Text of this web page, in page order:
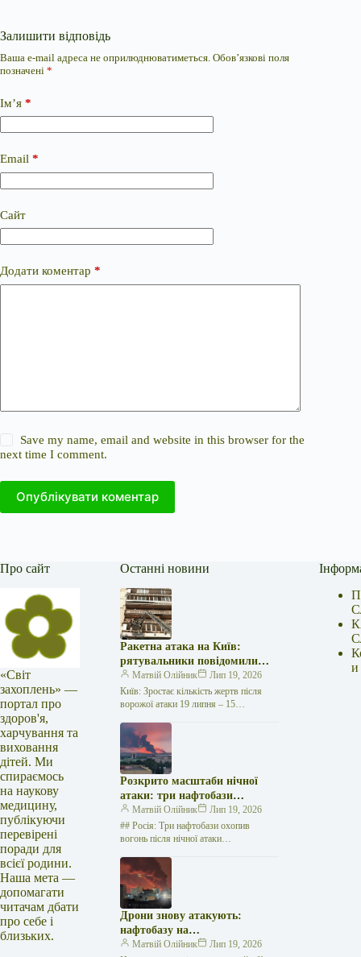
Залишити відповідь
Ваша e-mail адреса не оприлюднюватиметься. Обов’язкові поля
позначені *
Ім’я *
Email *
Сайт
Додати коментар *
Save my name, email and website in this browser for the
next time I comment.
Опублікувати коментар
Про сайт
«Світ
захоплень» —
портал про
здоров'я,
харчування та
виховання
дітей. Ми
спираємось
на наукову
медицину,
публікуючи
перевірені
поради для
всієї родини.
Наша мета —
допомагати
читачам дбати
про себе і
близьких.
Останні новини
Ракетна атака на Київ:
рятувальники повідомили
про 15 поранених
Матвій Олійник
Лип 19, 2026
Київ: Зростає кількість жертв після
ворожої атаки 19 липня – 15
російської агресії, що сталася у
столиці…
Розкрито масштаби нічної
атаки: три нафтобази
палають у Ставрополі –
OSINT-аналіз
Матвій Олійник
Лип 19, 2026
## Росія: Три нафтобази охопив
вогонь після нічної атаки
останню неділю жовтня переходимо на
зимовий час:…
Дрони знову атакують:
нафтобазу на
Ставропольщині вражено
Матвій Олійник
Лип 19, 2026
и